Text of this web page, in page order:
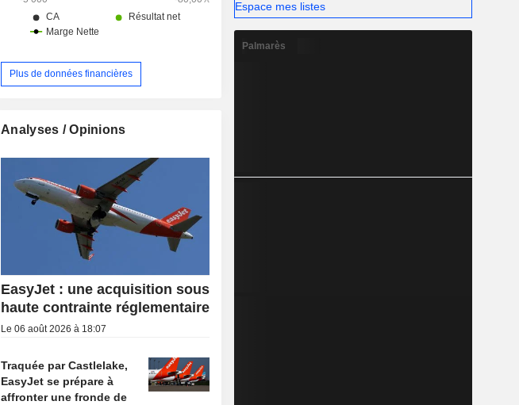
Plus de données financières
Analyses / Opinions
EasyJet : une acquisition sous
haute contrainte réglementaire
Le 06 août 2026 à 18:07
Traquée par Castlelake,
EasyJet se prépare à
affronter une fronde de
Espace mes listes
Palmarès